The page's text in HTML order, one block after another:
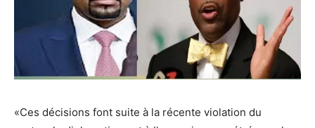
«Ces décisions font suite à la récente violation du